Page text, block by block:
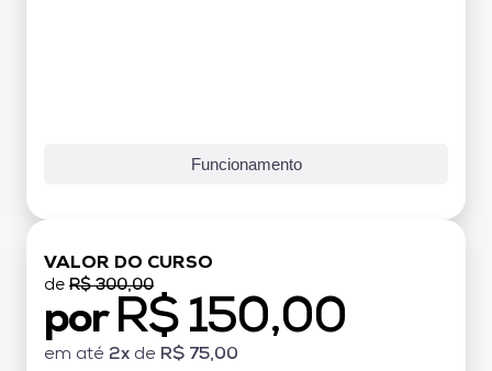
Funcionamento
VALOR DO CURSO
de R$ 300,00
por R$ 150,00
em até 2x de R$ 75,00